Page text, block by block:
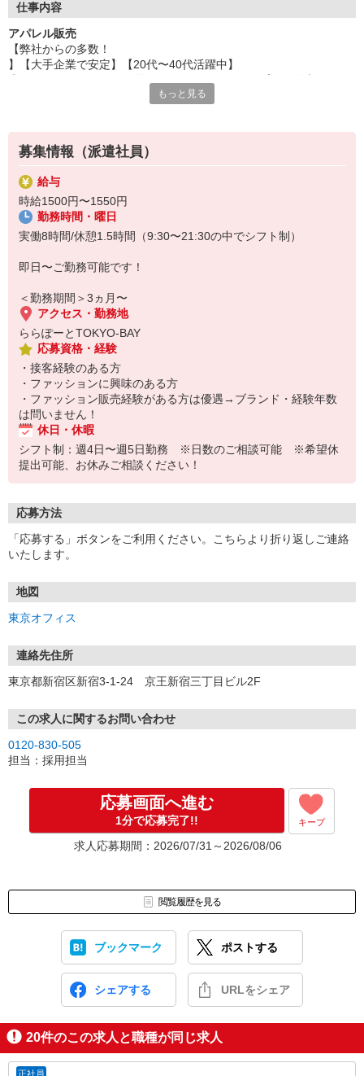
20代〜50代と幅広いお客様がご来店。
ご自身もおしゃれを楽しみながら接客をしたい方におすすめ！接
客販売経験のある方は大歓迎です。
ファッション販売に挑戦してみたい方もぜひ！
仕事内容
アパレル販売
【弊社からの多数！
】【大手企業で安定】【20代〜40代活躍中】
《ブランド説明》
Spick＆Span（スピック＆スパン）
大人の女性に向けた「きれいめカジュアル」を軸に、トレンドとス
タンダードを自分らしくミックスするスタイルを提案。
《お仕事内容》
店頭での接客販売をお願いいたします。
レジや商品のお包み、商品の在庫管理、社員様のサポート業務等。
社割【40〜60％OFF】にて購入し着用いただきます。
もっと見る
募集情報（派遣社員）
給与
時給1500円〜1550円
勤務時間・曜日
実働8時間/休憩1.5時間（9:30〜21:30の中でシフト制）
即日〜ご勤務可能です！
＜勤務期間＞3ヵ月〜
アクセス・勤務地
ららぽーとTOKYO-BAY
応募資格・経験
・接客経験のある方
・ファッションに興味のある方
・ファッション販売経験がある方は優遇→ブランド・経験年数
は問いません！
休日・休暇
シフト制：週4日〜週5日勤務 ※日数のご相談可能 ※希望休
提出可能、お休みご相談ください！
応募方法
「応募する」ボタンをご利用ください。こちらより折り返しご連絡
いたします。
地図
東京オフィス
連絡先住所
東京都新宿区新宿3-1-24 京王新宿三丁目ビル2F
この求人に関するお問い合わせ
0120-830-505
担当：採用担当
応募画面へ進む
1分で応募完了!! キープ
求人応募期間：2026/07/31～2026/08/06
閲覧履歴を見る
ブックマーク ポストする
シェアする URLをシェア
20件のこの求人と職種が同じ求人
正社員